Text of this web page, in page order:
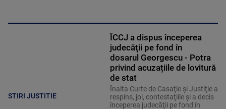
STIRI JUSTITIE
ÎCCJ a dispus începerea
judecăţii pe fond în
dosarul Georgescu - Potra
privind acuzațiile de lovitură
de stat
Înalta Curte de Casaţie şi Justiţie a
respins, joi, contestaţiile şi a decis
începerea judecăţii pe fond în